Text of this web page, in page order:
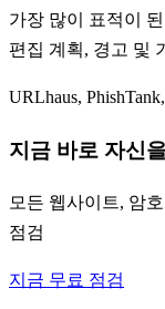
가장 많이 표적이
편집 계획, 경고 및
URLhaus,
지금 바로 자신
모든 웹사이트, 암
점검
지금 무료 점검